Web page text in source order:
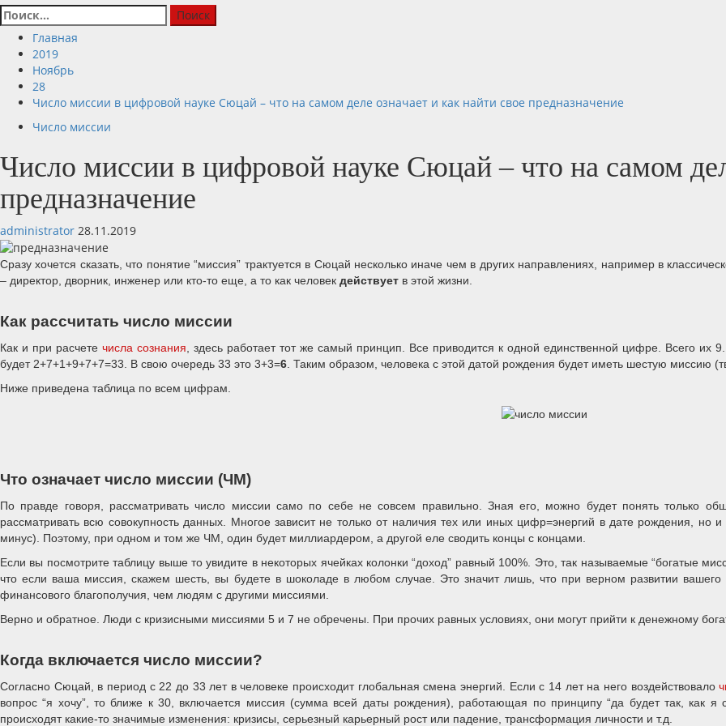
Найти:
Главная
2019
Ноябрь
28
Число миссии в цифровой науке Сюцай – что на самом деле означает и как найти свое предназначение
Число миссии
Число миссии в цифровой науке Сюцай – что на самом
предназначение
administrator 28.11.2019
Сразу хочется сказать, что понятие “миссия” трактуется в Сюцай несколько иначе чем в других направлениях, например в
– директор, дворник, инженер или кто-то еще, а то как человек действует в этой жизни.
Как рассчитать число миссии
Как и при расчете числа сознания, здесь работает тот же самый принцип. Все приводится к одной единственной цифре. Всего
будет 2+7+1+9+7+7=33. В свою очередь 33 это 3+3=6. Таким образом, человека с этой датой рождения будет иметь шестую миссию
Ниже приведена таблица по всем цифрам.
Что означает число миссии (ЧМ)
По правде говоря, рассматривать число миссии само по себе не совсем правильно. Зная его, можно будет понять только
рассматривать всю совокупность данных. Многое зависит не только от наличия тех или иных цифр=энергий в дате рождения, но
минус). Поэтому, при одном и том же ЧМ, один будет миллиардером, а другой еле сводить концы с концами.
Если вы посмотрите таблицу выше то увидите в некоторых ячейках колонки “доход” равный 100%. Это, так называемые “богатые
что если ваша миссия, скажем шесть, вы будете в шоколаде в любом случае. Это значит лишь, что при верном развитии вашего
финансового благополучия, чем людям с другими миссиями.
Верно и обратное. Люди с кризисными миссиями 5 и 7 не обречены. При прочих равных условиях, они могут прийти к денежному
Когда включается число миссии?
Согласно Сюцай, в период с 22 до 33 лет в человеке происходит глобальная смена энергий. Если с 14 лет на него воздействовало
вопрос “я хочу”, то ближе к 30, включается миссия (сумма всей даты рождения), работающая по принципу “да будет так, как
происходят какие-то значимые изменения: кризисы, серьезный карьерный рост или падение, трансформация личности и т.д.